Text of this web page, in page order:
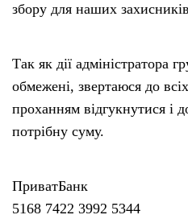
збору для наших
Так як дії адміністратора
обмежені, звертаюся до
проханням відгукнутися і
потрібну суму.
ПриватБанк
5168 7422 3992 5344